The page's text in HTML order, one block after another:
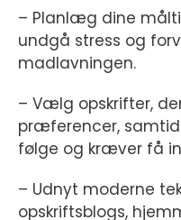
– Planlæg dine
undgå stress og
madlavningen.
– Vælg opskrifter,
præferencer,
følge og kræver få
– Udnyt moderne
opskriftsblogs,